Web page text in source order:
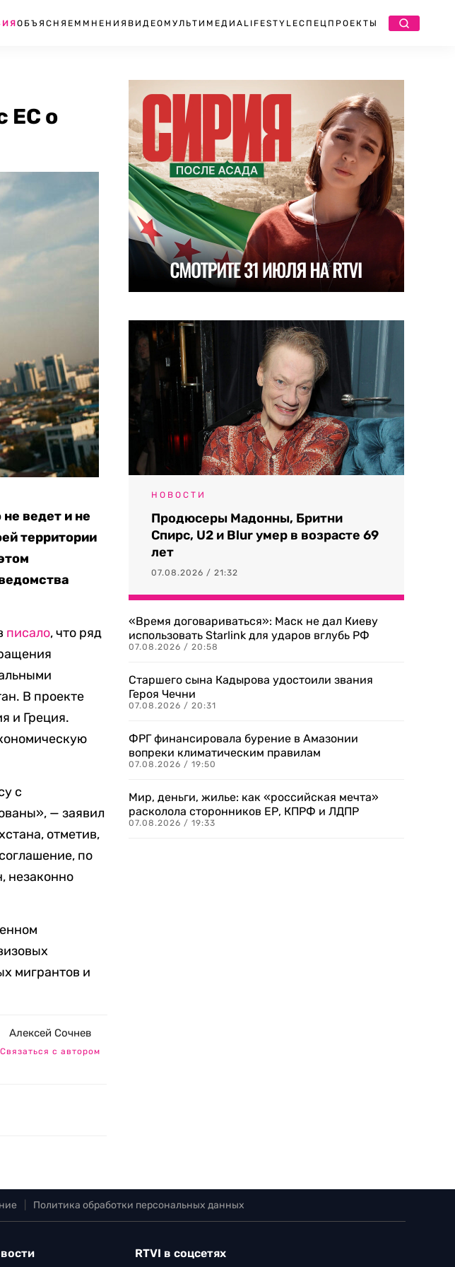
ОБЪЯСНЯЕМ МНЕНИЯ ВИДЕО МУЛЬТИМЕДИА LIFESTYLEСПЕЦПРОЕКТЫ
ЕС о
ведет и не
территории
писало, что ряд
В проекте
и Греция.
с
— заявил
отметив,
по
незаконно
мигрантов и
Алексей Сочнев
Связаться с автором
НОВОСТИ
Продюсеры Мадонны, Бритни
Спирс, U2 и Blur умер в возрасте 69
лет
07.08.2026 / 21:32
«Время договариваться»: Маск не дал Киеву
использовать Starlink для ударов вглубь РФ
07.08.2026 / 20:58
Старшего сына Кадырова удостоили звания
Героя Чечни
07.08.2026 / 20:31
ФРГ финансировала бурение в Амазонии
вопреки климатическим правилам
07.08.2026 / 19:50
Мир, деньги, жилье: как «российская мечта»
расколола сторонников ЕР, КПРФ и ЛДПР
07.08.2026 / 19:33
Политика обработки персональных данных
RTVI в соцсетях